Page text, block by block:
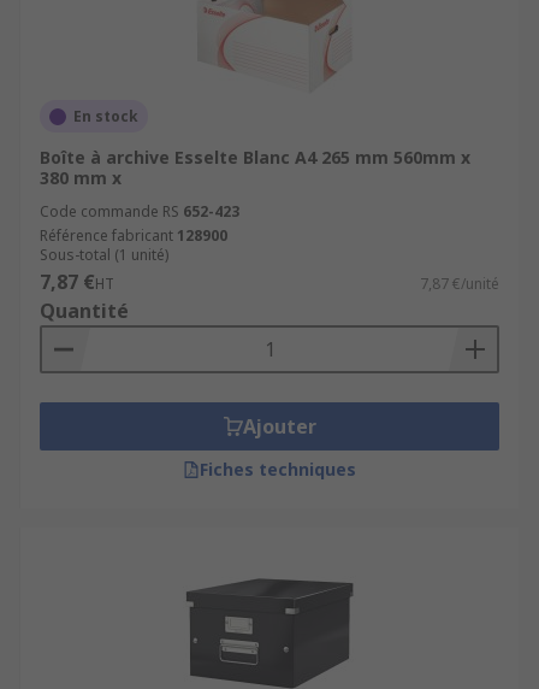
En stock
Boîte à archive Esselte Blanc A4 265 mm 560mm x
380 mm x
Code commande RS 652-423
Référence fabricant 128900
Sous-total (1 unité)
7,87 €HT 7,87 €/unité
Quantité
Ajouter
Fiches techniques